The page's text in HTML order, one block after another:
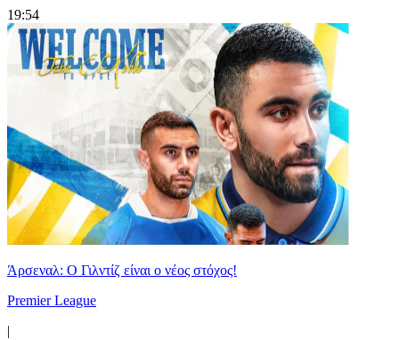
19:54
Άρσεναλ: Ο Γιλντίζ είναι ο νέος στόχος!
Premier League
|